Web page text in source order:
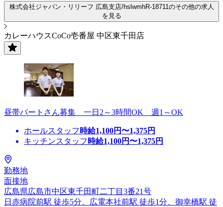
株式会社ジャパン・リリーフ 広島支店/hslwmhR-18711のその他の求人
を見る
カレーハウスCoCo壱番屋 中区東千田店
昼帯パートさん募集 一日2～3時間OK 週1～OK
ホールスタッフ 時給1,100円〜1,375円
キッチンスタッフ 時給1,100円〜1,375円
勤務地
面接地
広島県広島市中区東千田町二丁目3番21号
日赤病院前駅 徒歩5分、広電本社前駅 徒歩1分、御幸橋駅 徒